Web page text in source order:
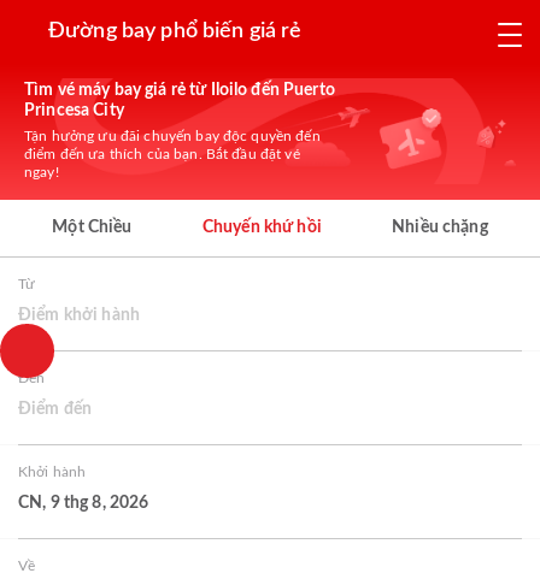
Đường bay phổ biến giá rẻ
Tìm vé máy bay giá rẻ từ Iloilo đến Puerto
Princesa City
Tận hưởng ưu đãi chuyến bay độc quyền đến
điểm đến ưa thích của bạn. Bắt đầu đặt vé
ngay!
Một Chiều Chuyến khứ hồi Nhiều chặng
Từ
Điểm khởi hành
Đến
Điểm đến
Khởi hành
CN, 9 thg 8, 2026
Về